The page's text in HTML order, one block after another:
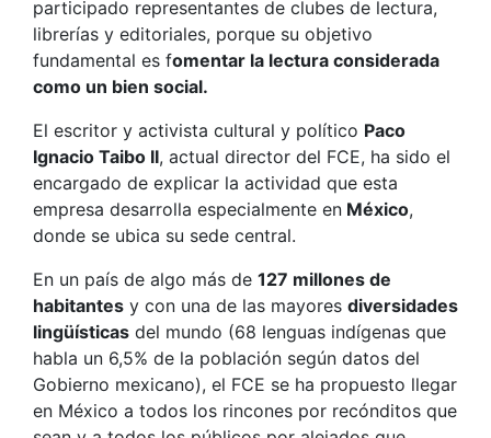
participado representantes de clubes de lectura,
librerías y editoriales, porque su objetivo
fundamental es fomentar la lectura considerada
como un bien social.
El escritor y activista cultural y político Paco
Ignacio Taibo II, actual director del FCE, ha sido el
encargado de explicar la actividad que esta
empresa desarrolla especialmente en México,
donde se ubica su sede central.
En un país de algo más de 127 millones de
habitantes y con una de las mayores diversidades
lingüísticas del mundo (68 lenguas indígenas que
habla un 6,5% de la población según datos del
Gobierno mexicano), el FCE se ha propuesto llegar
en México a todos los rincones por recónditos que